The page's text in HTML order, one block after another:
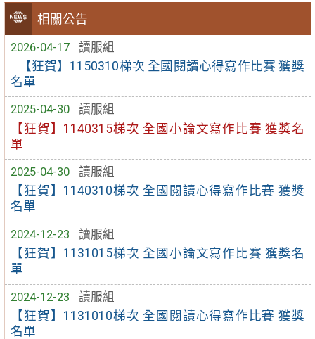
相關公告
2026-04-17
讀服組
【狂賀】1150310梯次 全國閱讀心得寫作比賽 獲獎
名單
2025-04-30
讀服組
【狂賀】1140315梯次 全國小論文寫作比賽 獲獎名
單
2025-04-30
讀服組
【狂賀】1140310梯次 全國閱讀心得寫作比賽 獲獎
名單
2024-12-23
讀服組
【狂賀】1131015梯次 全國小論文寫作比賽 獲獎名
單
2024-12-23
讀服組
【狂賀】1131010梯次 全國閱讀心得寫作比賽 獲獎
名單